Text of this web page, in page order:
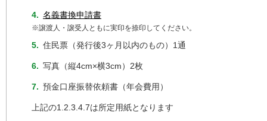
4. 名義書換申請書
※譲渡人・譲受人ともに実印を捺印してください。
5. 住民票（発行後3ヶ月以内のもの）1通
6. 写真（縦4cm×横3cm）2枚
7. 預金口座振替依頼書（年会費用）
上記の1.2.3.4.7は所定用紙となります